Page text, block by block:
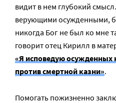
видит в нем глубокий
верующими осужденными,
никогда Бог не был ко мне
говорит отец Кирилл в
«Я исповедую осужденных
против смертной казни».
Помогать пожизненно